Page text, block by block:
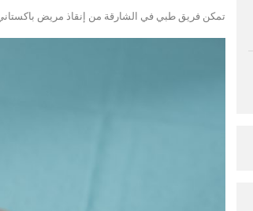
تمكن فريق طبي في الشارقة من إنقاذ مريض باكستاني من